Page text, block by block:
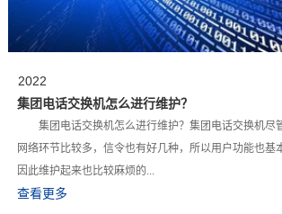
2022
集团电话交换机怎么进行维护？
集团电话交换机怎么进行维护？集团电话交换机尽
网络环节比较多，信令也有好几种，所以用户功能也基
因此维护起来也比较麻烦的...
查看更多